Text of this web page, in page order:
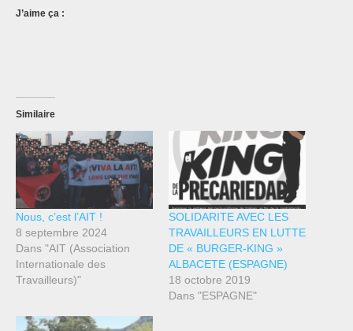
J’aime ça :
Similaire
Nous, c’est l’AIT !
8 septembre 2024
Dans "AIT (Association
Internationale des
Travailleurs)"
SOLIDARITE AVEC LES
TRAVAILLEURS EN LUTTE
DE « BURGER-KING »
ALBACETE (ESPAGNE)
18 octobre 2019
Dans "ESPAGNE"